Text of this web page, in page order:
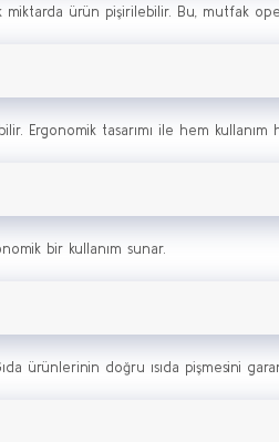
ürün pişirilebilir. Bu, mutfak
Ergonomik tasarımı ile hem
bir kullanım sunar.
ürünlerinin doğru ısıda pişmesini